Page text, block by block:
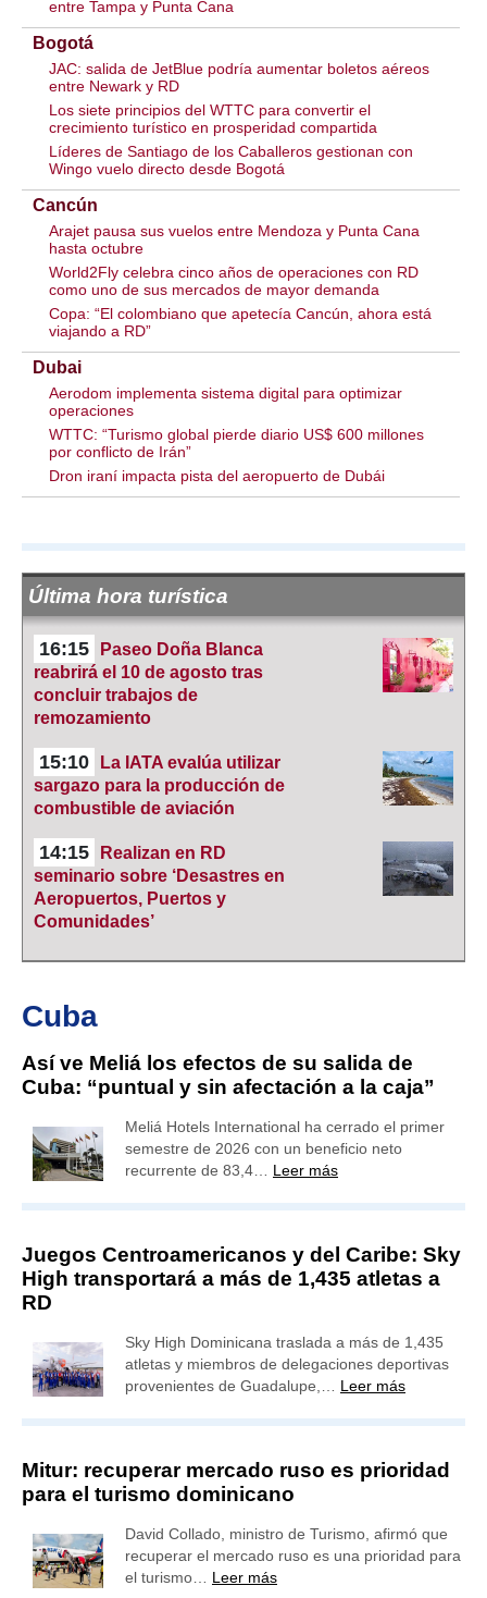
entre Tampa y Punta Cana
Bogotá
JAC: salida de JetBlue podría aumentar boletos aéreos
entre Newark y RD
Los siete principios del WTTC para convertir el
crecimiento turístico en prosperidad compartida
Líderes de Santiago de los Caballeros gestionan con
Wingo vuelo directo desde Bogotá
Cancún
Arajet pausa sus vuelos entre Mendoza y Punta Cana
hasta octubre
World2Fly celebra cinco años de operaciones con RD
como uno de sus mercados de mayor demanda
Copa: “El colombiano que apetecía Cancún, ahora está
viajando a RD”
Dubai
Aerodom implementa sistema digital para optimizar
operaciones
WTTC: “Turismo global pierde diario US$ 600 millones
por conflicto de Irán”
Dron iraní impacta pista del aeropuerto de Dubái
Última hora turística
16:15
Paseo Doña Blanca
reabrirá el 10 de agosto tras
concluir trabajos de
remozamiento
15:10
La IATA evalúa utilizar
sargazo para la producción de
combustible de aviación
14:15
Realizan en RD
seminario sobre ‘Desastres en
Aeropuertos, Puertos y
Comunidades’
Cuba
Así ve Meliá los efectos de su salida de
Cuba: “puntual y sin afectación a la caja”
Meliá Hotels International ha cerrado el primer
semestre de 2026 con un beneficio neto
recurrente de 83,4… Leer más
Juegos Centroamericanos y del Caribe: Sky
High transportará a más de 1,435 atletas a
RD
Sky High Dominicana traslada a más de 1,435
atletas y miembros de delegaciones deportivas
provenientes de Guadalupe,… Leer más
Mitur: recuperar mercado ruso es prioridad
para el turismo dominicano
David Collado, ministro de Turismo, afirmó que
recuperar el mercado ruso es una prioridad para
el turismo… Leer más